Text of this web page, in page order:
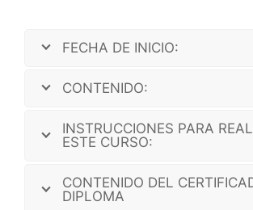
FECHA DE INICIO:
CONTENIDO:
INSTRUCCIONES PARA
ESTE CURSO:
CONTENIDO DEL
DIPLOMA